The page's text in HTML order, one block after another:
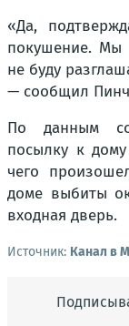
«Да,
покушение. Мы
не буду
— сообщил
По данным
посылку к
чего
доме выбиты
входная дверь.
Источник: Канал в